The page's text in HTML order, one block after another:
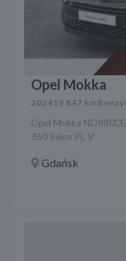
Opel Mokka
2024 19 847 km
Opel Mokka
360 Salon PL V
Gdańsk